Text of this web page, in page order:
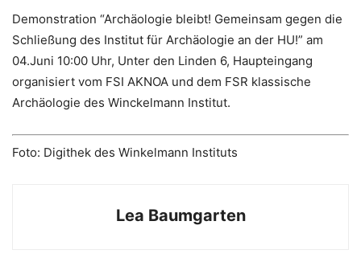
Demonstration “Archäologie bleibt! Gemeinsam gegen die
Schließung des Institut für Archäologie an der HU!” am
04.Juni 10:00 Uhr, Unter den Linden 6, Haupteingang
organisiert vom FSI AKNOA und dem FSR klassische
Archäologie des Winckelmann Institut.
Foto: Digithek des Winkelmann Instituts
Lea Baumgarten